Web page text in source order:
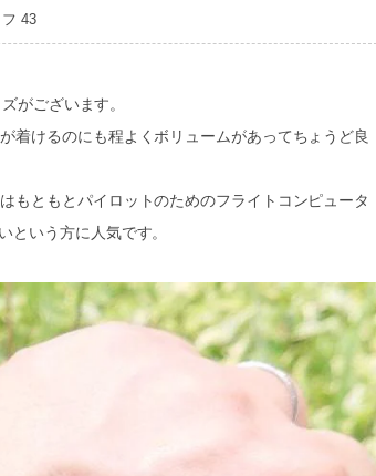
43
がございます。
着けるのにも程よくボリュームがあってちょうど良
もともとパイロットのためのフライトコンピュータ
という方に人気です。